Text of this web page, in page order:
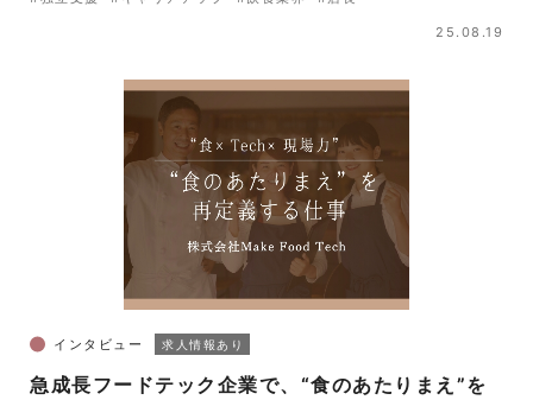
25.08.19
インタビュー 求人情報あり
急成長フードテック企業で、“食のあたりまえ”を